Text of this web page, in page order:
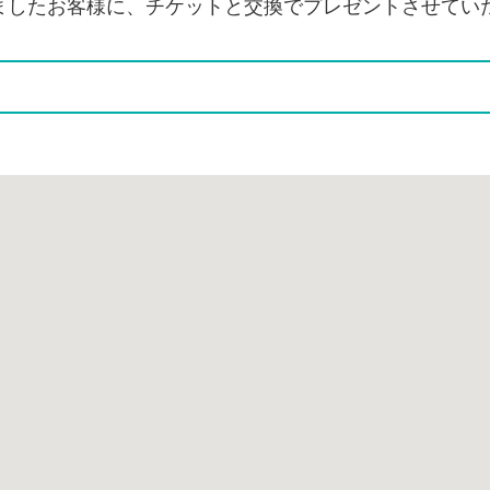
たお客様に、チケットと交換でプレゼントさせてい